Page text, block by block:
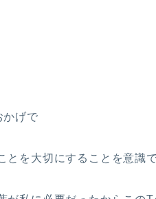
かげで
とを大切にすることを意識